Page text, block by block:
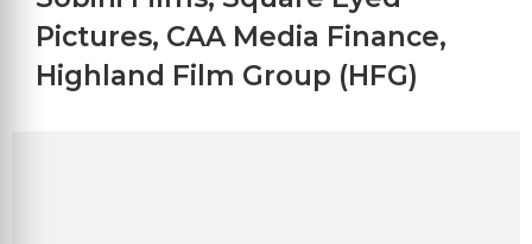
Pictures, CAA Media Finance,
Highland Film Group (HFG)